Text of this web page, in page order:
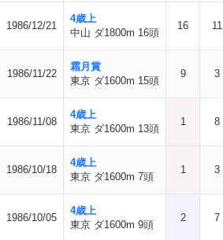
1986/12/21
4歳上
中山 ダ1800m 16頭
16 11
1986/11/22
霜月賞
東京 ダ1600m 15頭
9 3
1986/11/08
4歳上
東京 ダ1600m 13頭
1 8
1986/10/18
4歳上
東京 ダ1600m 7頭
1 3
1986/10/05
4歳上
東京 ダ1600m 9頭
2 7